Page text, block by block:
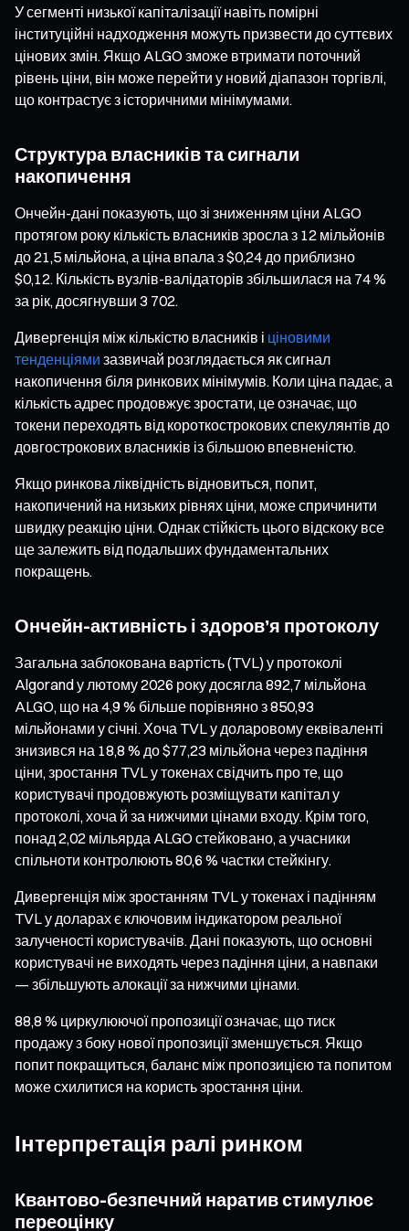
У сегменті низької капіталізації навіть помірні
інституційні надходження можуть призвести до суттєвих
цінових змін. Якщо ALGO зможе втримати поточний
рівень ціни, він може перейти у новий діапазон торгівлі,
що контрастує з історичними мінімумами.
Структура власників та сигнали
накопичення
Ончейн-дані показують, що зі зниженням ціни ALGO
протягом року кількість власників зросла з 12 мільйонів
до 21,5 мільйона, а ціна впала з $0,24 до приблизно
$0,12. Кількість вузлів-валідаторів збільшилася на 74 %
за рік, досягнувши 3 702.
Дивергенція між кількістю власників і ціновими
тенденціями зазвичай розглядається як сигнал
накопичення біля ринкових мінімумів. Коли ціна падає, а
кількість адрес продовжує зростати, це означає, що
токени переходять від короткострокових спекулянтів до
довгострокових власників із більшою впевненістю.
Якщо ринкова ліквідність відновиться, попит,
накопичений на низьких рівнях ціни, може спричинити
швидку реакцію ціни. Однак стійкість цього відскоку все
ще залежить від подальших фундаментальних
покращень.
Ончейн-активність і здоров’я протоколу
Загальна заблокована вартість (TVL) у протоколі
Algorand у лютому 2026 року досягла 892,7 мільйона
ALGO, що на 4,9 % більше порівняно з 850,93
мільйонами у січні. Хоча TVL у доларовому еквіваленті
знизився на 18,8 % до $77,23 мільйона через падіння
ціни, зростання TVL у токенах свідчить про те, що
користувачі продовжують розміщувати капітал у
протоколі, хоча й за нижчими цінами входу. Крім того,
понад 2,02 мільярда ALGO стейковано, а учасники
спільноти контролюють 80,6 % частки стейкінгу.
Дивергенція між зростанням TVL у токенах і падінням
TVL у доларах є ключовим індикатором реальної
залученості користувачів. Дані показують, що основні
користувачі не виходять через падіння ціни, а навпаки
— збільшують алокації за нижчими цінами.
88,8 % циркулюючої пропозиції означає, що тиск
продажу з боку нової пропозиції зменшується. Якщо
попит покращиться, баланс між пропозицією та попитом
може схилитися на користь зростання ціни.
Інтерпретація ралі ринком
Квантово-безпечний наратив стимулює
переоцінку